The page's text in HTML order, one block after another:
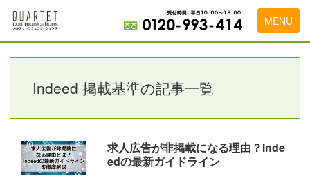
MENU
トップページ
料金表
初めて導入をお考えの方
代理店の乗り換えをお考えの方
Indeed 掲載基準の記事一覧
求人広告が非掲載になる理由？Inde
edの最新ガイドライン